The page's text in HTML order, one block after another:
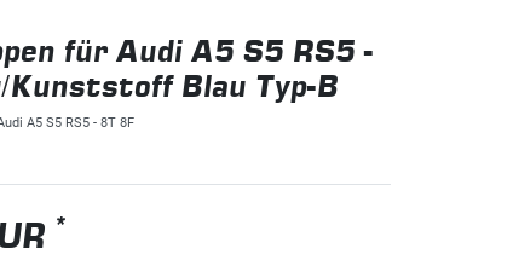
für Audi A5 S5 RS5 -
Kunststoff Blau Typ-B
A5 S5 RS5 - 8T 8F
*